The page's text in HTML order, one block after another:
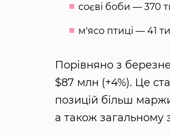
соєві боби — 370
м'ясо птиці — 41
Порівняно з
$87 млн (+4%). Це
позицій більш
а також загальному